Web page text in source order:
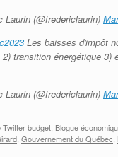
(@fredericlaurin)
Les baisses d'impôt
2) transition énergétique
(@fredericlaurin)
Twitter budget Blogue
Gouvernement du Québec